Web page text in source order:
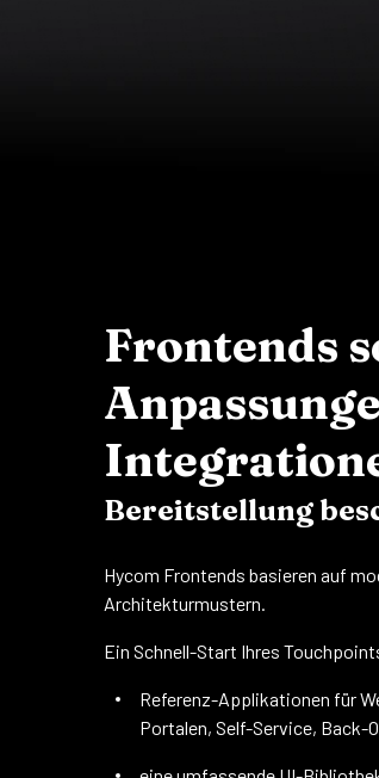
Frontends
Bereitstellung
Hycom Frontends basieren auf
Architekturmustern.
Ein Schnell-Start Ihres
Referenz-Applikationen für
Portalen, Self-Service, Back-